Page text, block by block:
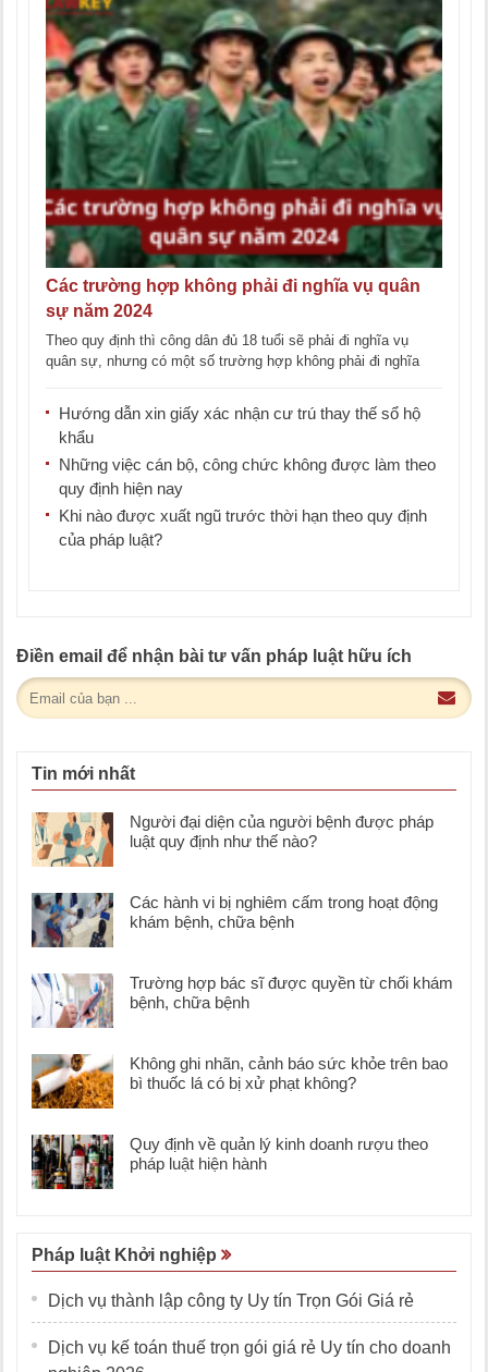
Các trường hợp không phải đi nghĩa vụ quân
sự năm 2024
Theo quy định thì công dân đủ 18 tuổi sẽ phải đi nghĩa vụ
quân sự, nhưng có một số trường hợp không phải đi nghĩa
Hướng dẫn xin giấy xác nhận cư trú thay thế sổ hộ
khẩu
Những việc cán bộ, công chức không được làm theo
quy định hiện nay
Khi nào được xuất ngũ trước thời hạn theo quy định
của pháp luật?
Điền email để nhận bài tư vấn pháp luật hữu ích
Tin mới nhất
Người đại diện của người bệnh được pháp
luật quy định như thế nào?
Các hành vi bị nghiêm cấm trong hoạt động
khám bệnh, chữa bệnh
Trường hợp bác sĩ được quyền từ chối khám
bệnh, chữa bệnh
Không ghi nhãn, cảnh báo sức khỏe trên bao
bì thuốc lá có bị xử phạt không?
Quy định về quản lý kinh doanh rượu theo
pháp luật hiện hành
Pháp luật Khởi nghiệp
Dịch vụ thành lập công ty Uy tín Trọn Gói Giá rẻ
Dịch vụ kế toán thuế trọn gói giá rẻ Uy tín cho doanh